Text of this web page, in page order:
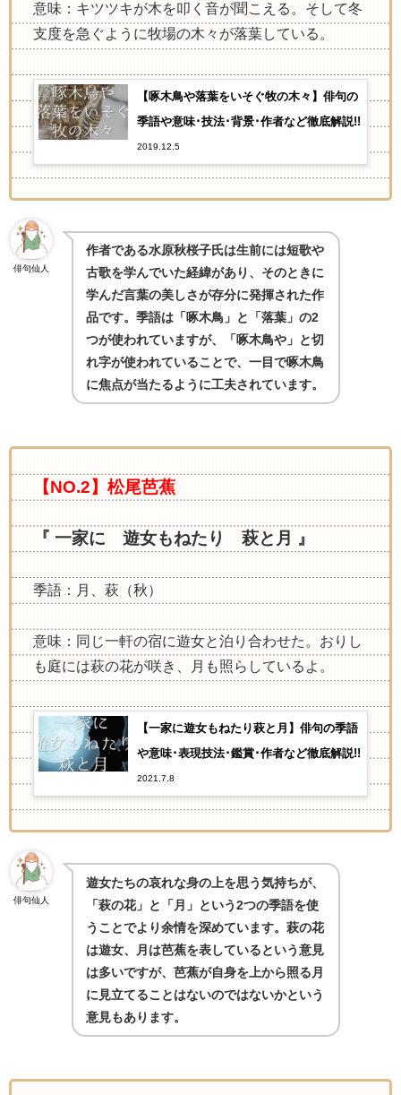
意味：キツツキが木を叩く音が聞こえる。そして冬
支度を急ぐように牧場の木々が落葉している。
【啄木鳥や落葉をいそぐ牧の木々】俳句の
季語や意味･技法･背景･作者など徹底解説!!
2019.12.5
俳句仙人
作者である水原秋桜子氏は生前には短歌や
古歌を学んでいた経緯があり、そのときに
学んだ言葉の美しさが存分に発揮された作
品です。季語は「啄木鳥」と「落葉」の2
つが使われていますが、「啄木鳥や」と切
れ字が使われていることで、一目で啄木鳥
に焦点が当たるように工夫されています。
【NO.2】松尾芭蕉
『 一家に 遊女もねたり 萩と月 』
季語： 月、萩（秋）
意味：同じ一軒の宿に遊女と泊り合わせた。おりし
も庭には萩の花が咲き、月も照らしているよ。
【一家に遊女もねたり萩と月】俳句の季語
や意味･表現技法･鑑賞･作者など徹底解説!!
2021.7.8
俳句仙人
遊女たちの哀れな身の上を思う気持ちが、
「萩の花」と「月」という2つの季語を使
うことでより余情を深めています。萩の花
は遊女、月は芭蕉を表しているという意見
は多いですが、芭蕉が自身を上から照る月
に見立てることはないのではないかという
意見もあります。